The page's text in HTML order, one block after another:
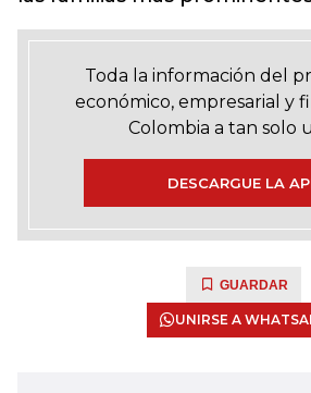
Toda la información del
económico, empresarial y
Colombia a tan solo
DESCARGUE LA
GUARDAR
UNIRSE A